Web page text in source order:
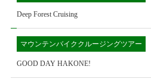
Deep Forest Cruising
マウンテンバイククルージングツアー
GOOD DAY HAKONE!